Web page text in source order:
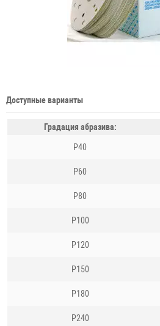
Доступные варианты
Градация абразива:
P40
P60
P80
P100
P120
P150
P180
P240